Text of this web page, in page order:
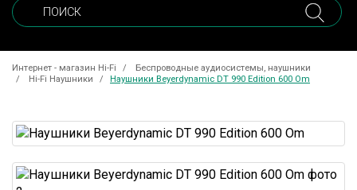
Интернет - магазин Hi-Fi
Беспроводные аудиосистемы, наушники
Hi-Fi Наушники
Наушники Beyerdynamic DT 990 Edition 600 Om